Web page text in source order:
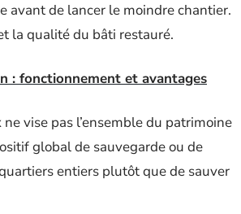
avant de lancer le moindre chantier.
la qualité du bâti restauré.
: fonctionnement et avantages
vise pas l’ensemble du patrimoine
global de sauvegarde ou de
entiers plutôt que de sauver